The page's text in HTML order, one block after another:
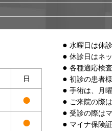
日
●
●
水曜日は休
休診日はネ
各種適応検
初診の患者
手術は、月
ご来院の際
受診の際は
マイナ保険